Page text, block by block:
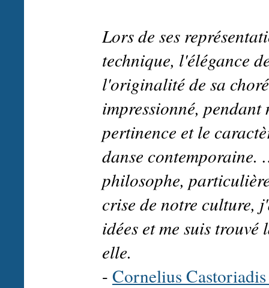
Lors de ses
technique, l'élégance
l'originalité de sa
impressionné,
pertinence et le
danse contemporaine.
philosophe,
crise de notre culture,
idées et me suis
elle.
- Cornelius